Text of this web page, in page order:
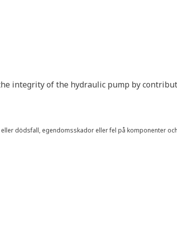
integrity of the hydraulic pump by
dödsfall, egendomsskador eller fel på komponenter